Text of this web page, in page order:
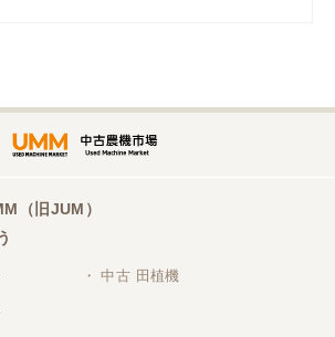
社トミタモータース
ケイ・エス・エンタープライズ
（旧JUM）
・ 中古 田植機